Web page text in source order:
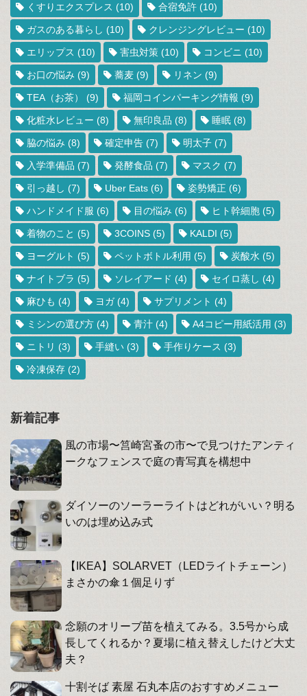
くすりエクスプレス (10) 合宿免許 (10)
ガスのある暮らし (10) クレンジングレビュー (10)
エリップス (10) 害虫対策 (10) コンビニ (10)
お口の悩み (9) 蕎麦 (9) リネン (9)
TEA（お茶） (9) 福岡コインパーキング情報 (9)
化粧水レビュー (8) 無印良品 (8) 睡眠 (8)
脇の悩み (8) 確定申告 (7) 明太子 (7)
入学準備品 (7) 発酵食品 (7) マスク (7)
引っ越し (7) Uber Eats (6) 姿勢矯正 (6)
ハンドメイド服 (6) 目の悩み (6) ヒト幹細胞 (5)
着物のこと (5) 3COINS (5) KALDI (5)
ヨーグルト (5) ペットボトル利用 (5) 炭酸水 (5)
ナイトブラ (5) ソレイアード (4) セイロ蒸し (4)
麻ひも (4) ヨガ(4) サプリメント (4)
ミシンの選び方 (4) 青汁 (4) A4コピー用紙活用 (3)
ニトリ (3) 手縫い (3) 手作りケース (3)
冷凍保存 (2)
新着記事
風の市場〜筥崎宮蚤の市〜で見つけたアンティ
ークなフェンスで庭の青写真を構想中
ダイソーのソーラーライトはどれがいい？明る
いのは埋め込み式
【IKEA】SOLARVET（LEDライトチェーン）
まさかの傘１個足りず
念願のオリーブ苗を植えてみる。3.5号から成
長してくれるか？夏場に植え替えしたけど大丈
夫？
十割そば 素屋 石丸本店のおすすめメニュー